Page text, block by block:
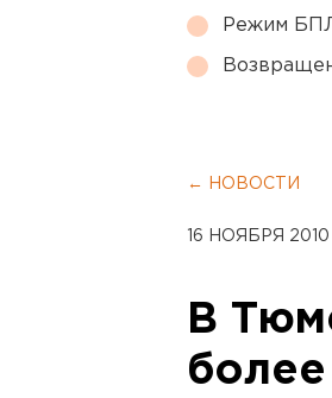
Режим
← НОВОСТИ
16 НОЯБРЯ 2010
В